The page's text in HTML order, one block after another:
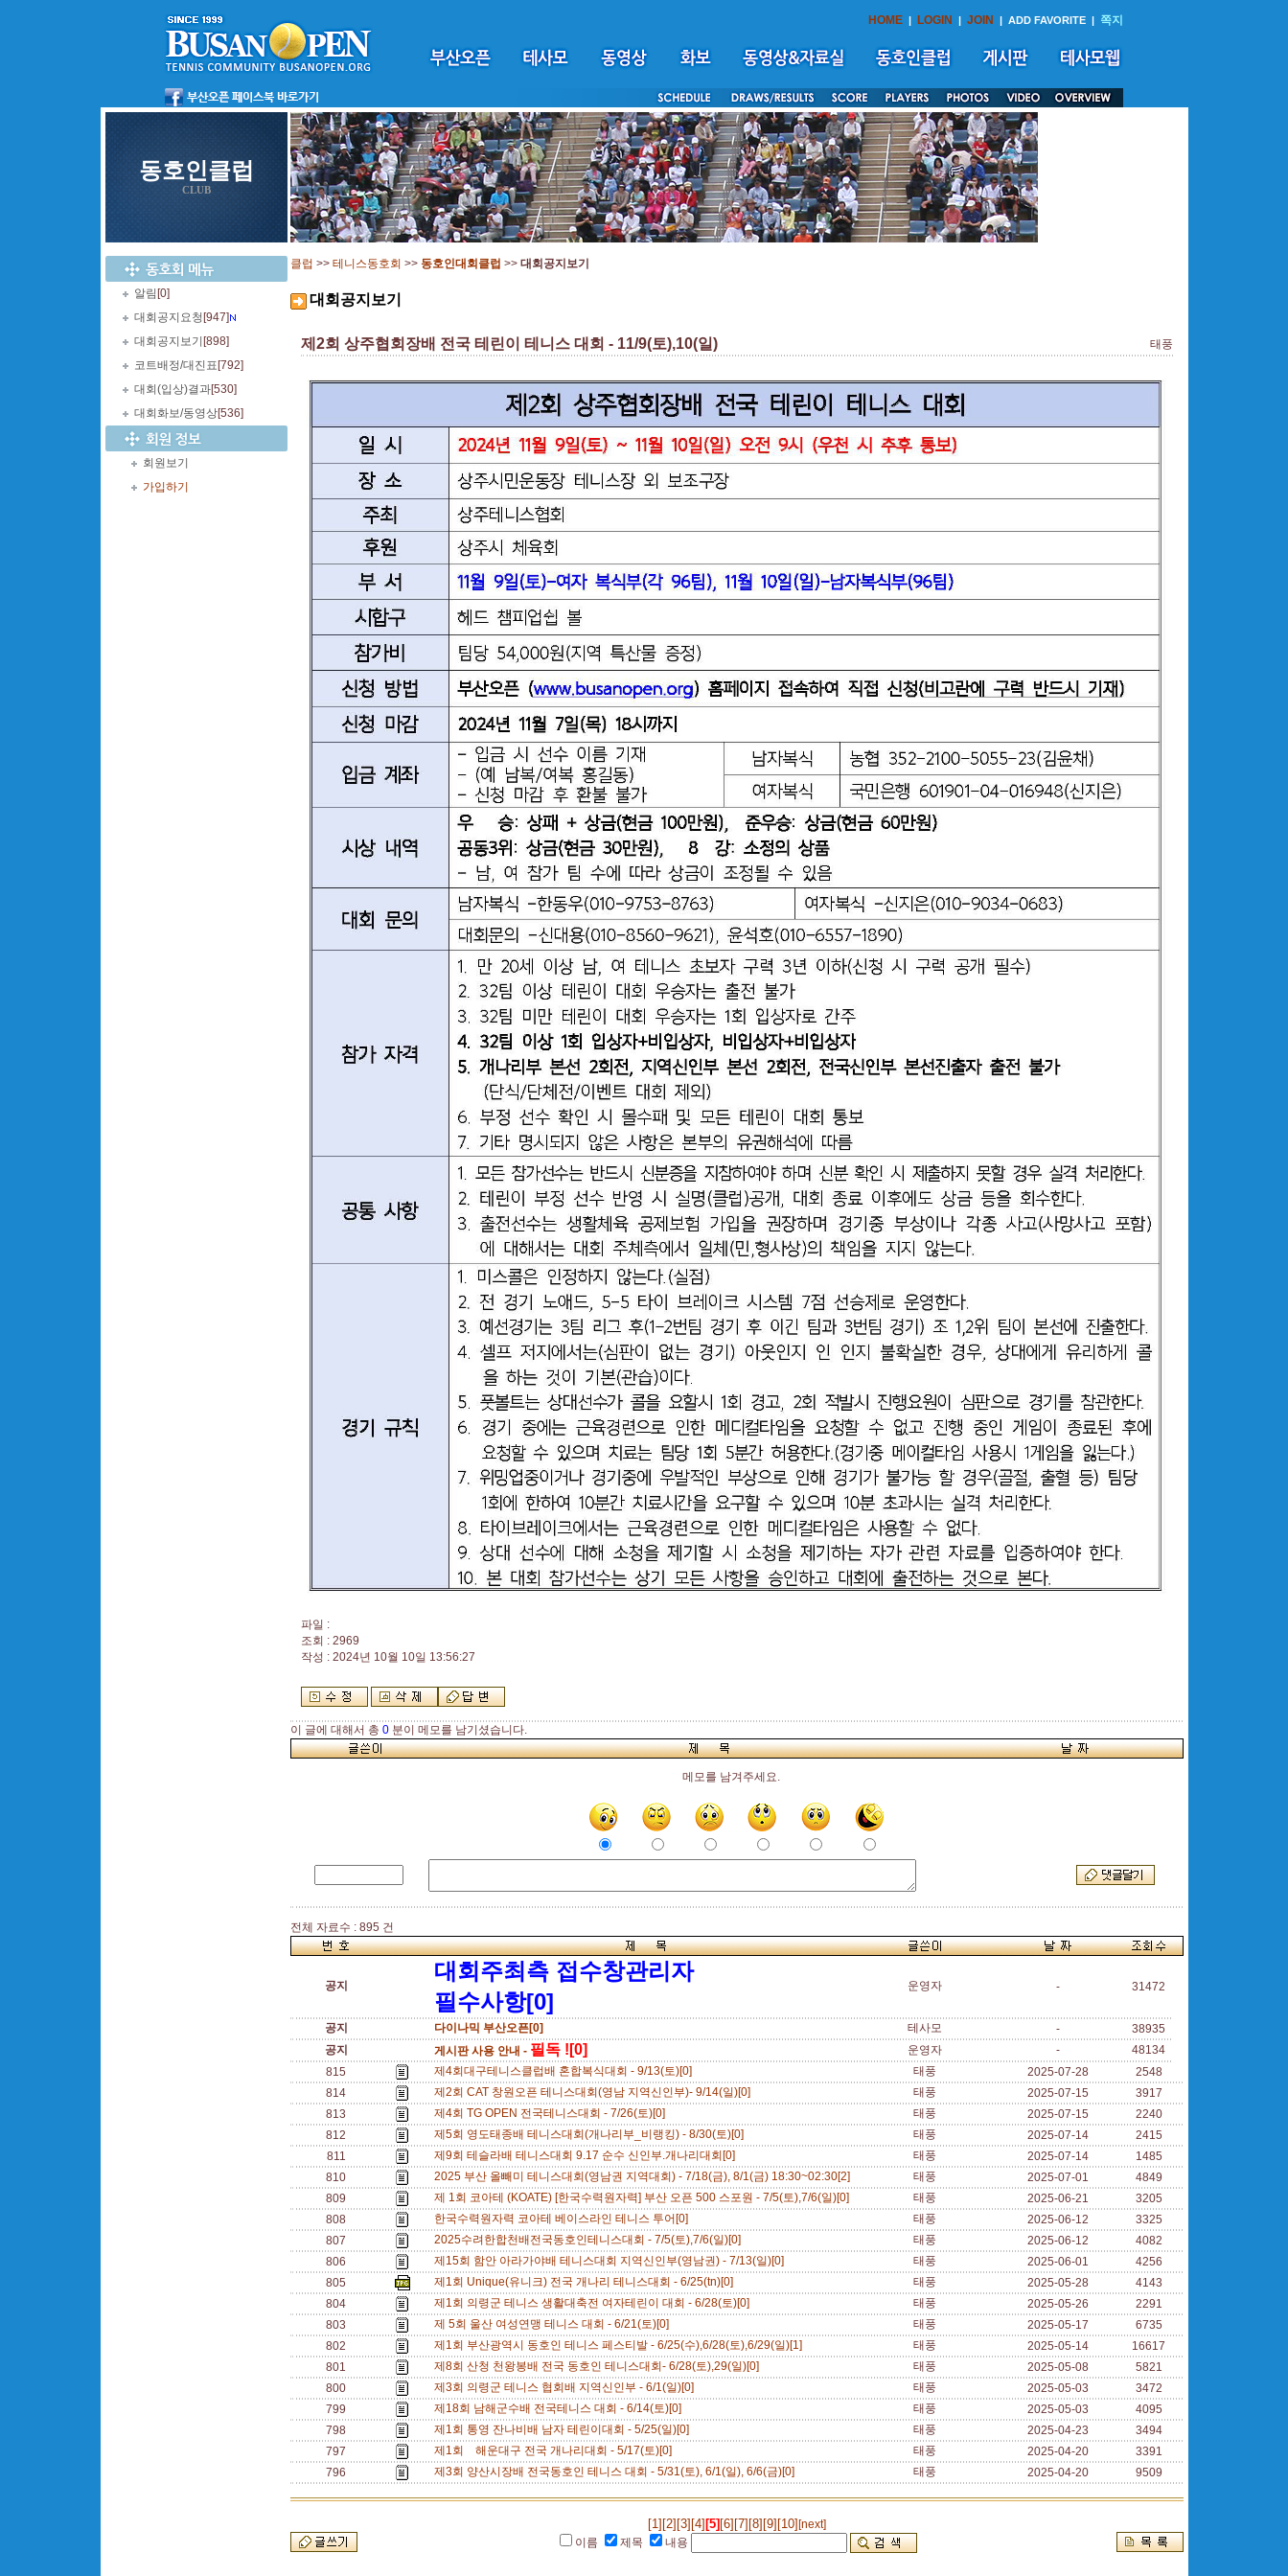
HOME | LOGIN | JOIN | ADD FAVORITE | 쪽지
동호인클럽
CLUB
알림 [0]
대회공지요청 [947]
대회공지보기 [898]
코트배정/대진표 [792]
대회(입상)결과[530]
대회화보/동영상[536]
회원보기
가입하기
클럽 >> 테니스동호회 >> 동호인대회클럽 >> 대회공지보기
대회공지보기
제2회 상주협회장배 전국 테린이 테니스 대회 - 11/9(토),10(일) 태풍
파일 :
조회 : 2969
작성 : 2024년 10월 10일 13:56:27
이 글에 대해서 총 0분이 메모를 남기셨습니다.
메모를 남겨주세요.
전체 자료수 : 895 건
공지
대회주최측 접수창관리자
필수사항[0]
운영자 - 31472
공지 다이나믹 부산오픈[0] 테사모 -
38935
공지
게시판 사용 안내 - 필독 ![0] 운영자 -
48134
815
제4회대구테니스클럽배 혼합복식대회 - 9/13(토)[0] 태풍 2025-07-28
2548
814
제2회 CAT 창원오픈 테니스대회(영남 지역신인부)- 9/14(일)[0] 태풍 2025-07-15
3917
813
제4회 TG OPEN 전국테니스대회 - 7/26(토)[0] 태풍 2025-07-15
2240
812
제5회 영도태종배 테니스대회(개나리부_비랭킹) - 8/30(토)[0] 태풍 2025-07-14
2415
811
제9회 테슬라배 테니스대회 9.17 순수 신인부.개나리대회[0] 태풍 2025-07-14
1485
810
2025 부산 올빼미 테니스대회(영남권 지역대회) - 7/18(금), 8/1(금) 18:30~02:30[2] 태풍 2025-07-01
4849
809
제 1회 코아테 (KOATE) [한국수력원자력] 부산 오픈 500 스포원 - 7/5(토),7/6(일)[0] 태풍 2025-06-21
3205
808
한국수력원자력 코아테 베이스라인 테니스 투어[0] 태풍 2025-06-12
3325
807
2025수려한합천배전국동호인테니스대회 - 7/5(토),7/6(일)[0] 태풍 2025-06-12
4082
806
제15회 함안 아라가야배 테니스대회 지역신인부(영남권) - 7/13(일)[0] 태풍 2025-06-01
4256
805
제1회 Unique(유니크) 전국 개나리 테니스대회 - 6/25(tn)[0] 태풍 2025-05-28
4143
804
제1회 의령군 테니스 생활대축전 여자테린이 대회 - 6/28(토)[0] 태풍 2025-05-26
2291
803
제 5회 울산 여성연맹 테니스 대회 - 6/21(토)[0] 태풍 2025-05-17
6735
802
제1회 부산광역시 동호인 테니스 페스티발 - 6/25(수),6/28(토),6/29(일)[1] 태풍 2025-05-14
16617
801
제8회 산청 천왕봉배 전국 동호인 테니스대회- 6/28(토),29(일)[0] 태풍 2025-05-08
5821
800
제3회 의령군 테니스 협회배 지역신인부 - 6/1(일)[0] 태풍 2025-05-03
3472
799
제18회 남해군수배 전국테니스 대회 - 6/14(토)[0] 태풍 2025-05-03
4095
798
제1회 통영 잔나비배 남자 테린이대회 - 5/25(일)[0] 태풍 2025-04-23
3494
797
제1회 해운대구 전국 개나리대회 - 5/17(토)[0] 태풍 2025-04-20
3391
796
제3회 양산시장배 전국동호인 테니스 대회 - 5/31(토), 6/1(일), 6/6(금)[0] 태풍 2025-04-20 9509
[1] [2] [3] [4] [5] [6] [7] [8] [9] [10] [next]
이름
제목 내용